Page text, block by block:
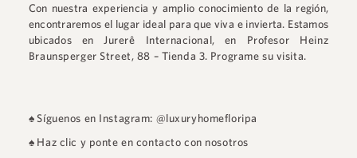
Con nuestra experiencia y amplio conocimiento de la región,
encontraremos el lugar ideal para que viva e invierta. Estamos
ubicados enJurerê Internacional, en Profesor Heinz
Braunsperger Street, 88 – Tienda 3. Programe su visita.
♠ Síguenos en Instagram: @luxuryhomefloripa
♠ Haz clic y ponte en contacto con nosotros